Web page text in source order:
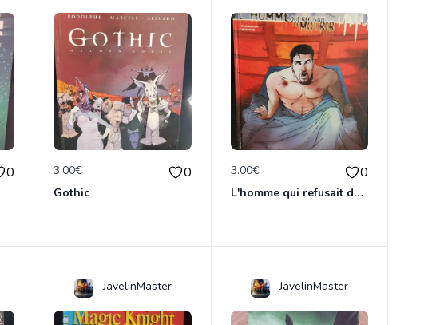
0 3.00€ 0
Gothic
3.00€ 0
L'homme qui refusait de dormir
JavelinMaster JavelinMaster